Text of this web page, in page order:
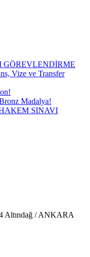
Vize ve Transfer
Madalya!
SINAVI
Altındağ / ANKARA